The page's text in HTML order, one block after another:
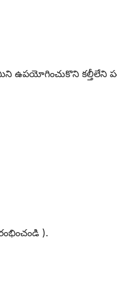
ఉపయోగించుకొని
).